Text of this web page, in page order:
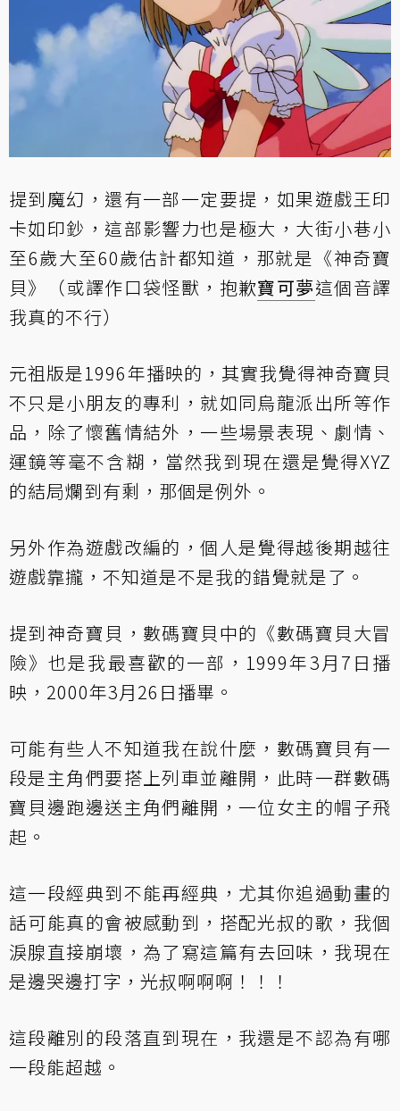
提到魔幻，還有一部一定要提，如果遊戲王印
卡如印鈔，這部影響力也是極大，大街小巷小
至6歲大至60歲估計都知道，那就是《神奇寶
貝》（或譯作口袋怪獸，抱歉寶可夢這個音譯
我真的不行）
元祖版是1996年播映的，其實我覺得神奇寶貝
不只是小朋友的專利，就如同烏龍派出所等作
品，除了懷舊情結外，一些場景表現、劇情、
運鏡等毫不含糊，當然我到現在還是覺得XYZ
的結局爛到有剩，那個是例外。
另外作為遊戲改編的，個人是覺得越後期越往
遊戲靠攏，不知道是不是我的錯覺就是了。
提到神奇寶貝，數碼寶貝中的《數碼寶貝大冒
險》也是我最喜歡的一部，1999年3月7日播
映，2000年3月26日播畢。
可能有些人不知道我在說什麼，數碼寶貝有一
段是主角們要搭上列車並離開，此時一群數碼
寶貝邊跑邊送主角們離開，一位女主的帽子飛
起。
這一段經典到不能再經典，尤其你追過動畫的
話可能真的會被感動到，搭配光叔的歌，我個
淚腺直接崩壞，為了寫這篇有去回味，我現在
是邊哭邊打字，光叔啊啊啊！！！
這段離別的段落直到現在，我還是不認為有哪
一段能超越。